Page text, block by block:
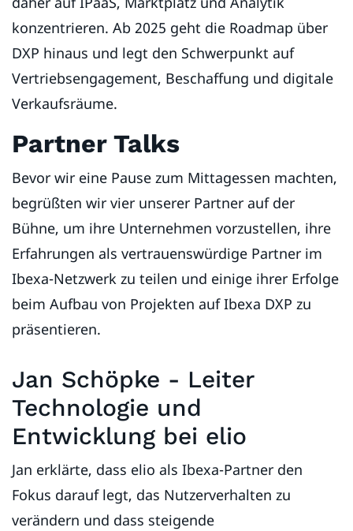
konzentrieren. Ab 2025 geht die Roadmap über
DXP hinaus und legt den Schwerpunkt auf
Vertriebsengagement, Beschaffung und digitale
Verkaufsräume.
Partner Talks
Bevor wir eine Pause zum Mittagessen machten,
begrüßten wir vier unserer Partner auf der
Bühne, um ihre Unternehmen vorzustellen, ihre
Erfahrungen als vertrauenswürdige Partner im
Ibexa-Netzwerk zu teilen und einige ihrer Erfolge
beim Aufbau von Projekten auf Ibexa DXP zu
präsentieren.
Jan Schöpke - Leiter
Technologie und
Entwicklung bei elio
Jan erklärte, dass elio als Ibexa-Partner den
Fokus darauf legt, das Nutzerverhalten zu
verändern und dass steigende